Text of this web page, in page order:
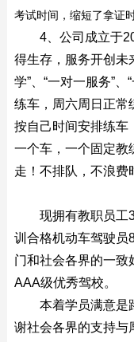
考试时间，缩短了拿证时
4、公司成立于
得生存，服务开创未
学”、“一对一服务”
练车，周六周日正常
按自己时间安排练车
一个车，一个固定教
走！不排队，不浪费
现拥有教职员工
训合格机动车驾驶员
门和社会各界的一致
AAA级优秀驾校。
本着学员满意是路
谢社会各界的支持与